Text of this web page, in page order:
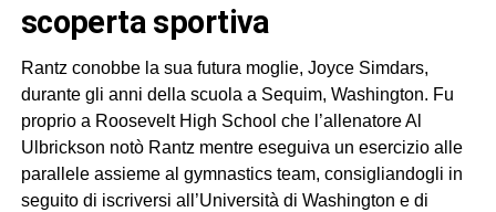
scoperta sportiva
Rantz conobbe la sua futura moglie, Joyce Simdars,
durante gli anni della scuola a Sequim, Washington. Fu
proprio a Roosevelt High School che l’allenatore Al
Ulbrickson notò Rantz mentre eseguiva un esercizio alle
parallele assieme al gymnastics team, consigliandogli in
seguito di iscriversi all’Università di Washington e di